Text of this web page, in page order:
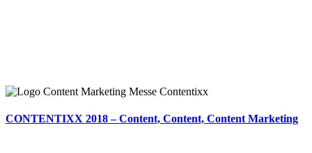
CONTENTIXX 2018 – Content, Content, Content Marketing